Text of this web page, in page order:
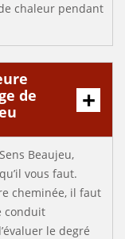
chaleur pendant
de
Beaujeu,
vous faut.
cheminée, il faut
conduit
le degré